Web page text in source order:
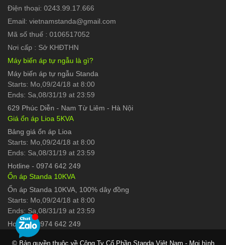
Điện thoại: 0243.99.17.666
Email: vietnamstanda@gmail.com
Mã số thuế : 0106517052
Nơi cấp : Sở KHĐTHN
Máy biến áp tự ngẫu là gì?
Máy biến áp tự ngẫu Standa
Starts: Mo,09/24/18 at 8:00
Ends: Sa,08/31/19 at 23:59
629 Phúc Diễn - Nam Từ Liêm - Hà Nội
Giá ổn áp Lioa 5KVA
Bảng giá ổn áp Lioa
Starts: Mo,09/24/18 at 8:00
Ends: Sa,08/31/19 at 23:59
Hotline - 0974 642 249
Ổn áp Standa 10KVA
Ổn áp Standa 10KVA, 100% dây đồng
Starts: Mo,09/24/18 at 8:00
Ends: Sa,08/31/19 at 23:59
Hotline-0974 642 249
© Bản quyền thuộc về Công Ty Cổ Phần Standa Việt Nam - Mọi hình